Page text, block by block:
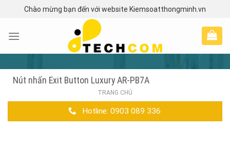
content
Chào mừng bạn đến với website Kiemsoatthongminh.vn
Nút nhấn Exit Button Luxury AR-PB7A
TRANG CHỦ
Hotline: 0903 089 336